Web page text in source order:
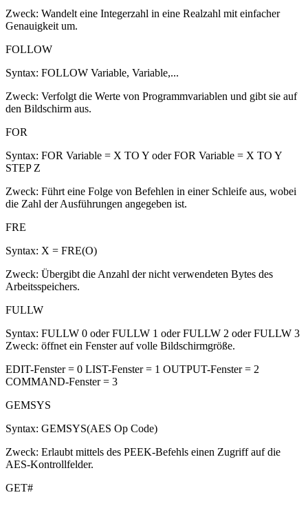
Zweck: Wandelt eine Integerzahl in eine Realzahl mit einfacher
Genauigkeit um.
FOLLOW
Syntax: FOLLOW Variable, Variable,...
Zweck: Verfolgt die Werte von Programmvariablen und gibt sie auf
den Bildschirm aus.
FOR
Syntax: FOR Variable = X TO Y oder FOR Variable = X TO Y
STEP Z
Zweck: Führt eine Folge von Befehlen in einer Schleife aus, wobei
die Zahl der Ausführungen angegeben ist.
FRE
Syntax: X = FRE(O)
Zweck: Übergibt die Anzahl der nicht verwendeten Bytes des
Arbeitsspeichers.
FULLW
Syntax: FULLW 0 oder FULLW 1 oder FULLW 2 oder FULLW 3
Zweck: öffnet ein Fenster auf volle Bildschirmgröße.
EDIT-Fenster = 0 LIST-Fenster = 1 OUTPUT-Fenster = 2
COMMAND-Fenster = 3
GEMSYS
Syntax: GEMSYS(AES Op Code)
Zweck: Erlaubt mittels des PEEK-Befehls einen Zugriff auf die
AES-Kontrollfelder.
GET#